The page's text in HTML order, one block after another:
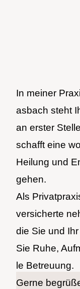
In mei­ner
as­bach steht
an ers­ter
schafft eine
Hei­lung und
gehen.
Als
ver­si­cher­te
die Sie und
Sie Ruhe,
le Betreu­ung.
Ger­ne